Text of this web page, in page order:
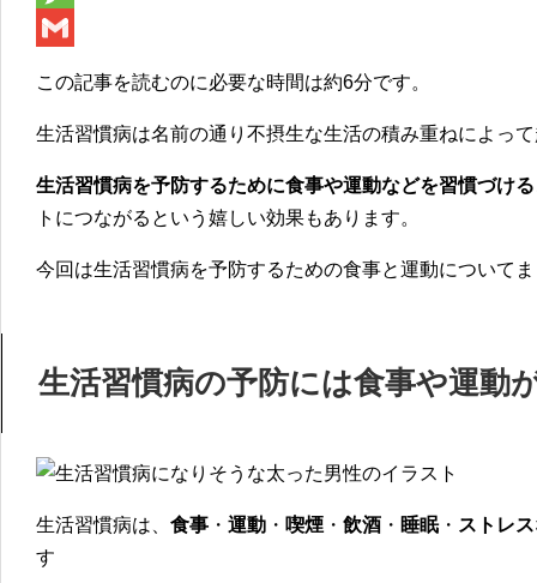
b
k
r
na
n
a
M
s
a
g
e
a
i
この記事を読むのに必要な時間は約6分です。
生活習慣病は名前の通り 不摂生な生活の積み重ねによっ
生活習慣病を予防するために食事や運動などを習慣づける
トにつながるという嬉しい効果もあります。
今回は生活習慣病を予防するための食事と運動について
生活習慣病の予防には食事や運動
生活習慣病は、 食事 ・ 運動 ・ 喫煙 ・ 飲酒 ・ 睡眠・ ストレス
す